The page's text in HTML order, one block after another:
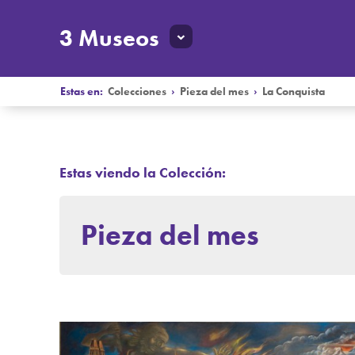
3 Museos
Estas en:Colecciones › Pieza del mes › La Conquista
Estas viendo la Colección:
Pieza del mes